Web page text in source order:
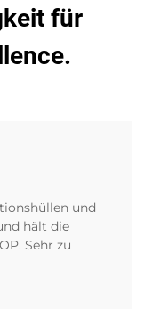
für
und
hält die
Sehr zu